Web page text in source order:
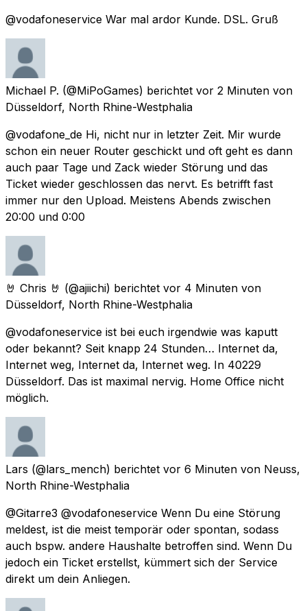
@vodafoneservice War mal ardor Kunde. DSL. Gruß
Michael P. (@MiPoGames) berichtet vor 2 Minuten von
Düsseldorf, North Rhine-Westphalia
@vodafone_de Hi, nicht nur in letzter Zeit. Mir wurde
schon ein neuer Router geschickt und oft geht es dann
auch paar Tage und Zack wieder Störung und das
Ticket wieder geschlossen das nervt. Es betrifft fast
immer nur den Upload. Meistens Abends zwischen
20:00 und 0:00
🤘 Chris 🤘 (@ajiichi) berichtet vor 4 Minuten von
Düsseldorf, North Rhine-Westphalia
@vodafoneservice ist bei euch irgendwie was kaputt
oder bekannt? Seit knapp 24 Stunden… Internet da,
Internet weg, Internet da, Internet weg. In 40229
Düsseldorf. Das ist maximal nervig. Home Office nicht
möglich.
Lars (@lars_mench) berichtet vor 6 Minuten von Neuss,
North Rhine-Westphalia
@Gitarre3 @vodafoneservice Wenn Du eine Störung
meldest, ist die meist temporär oder spontan, sodass
auch bspw. andere Haushalte betroffen sind. Wenn Du
jedoch ein Ticket erstellst, kümmert sich der Service
direkt um dein Anliegen.